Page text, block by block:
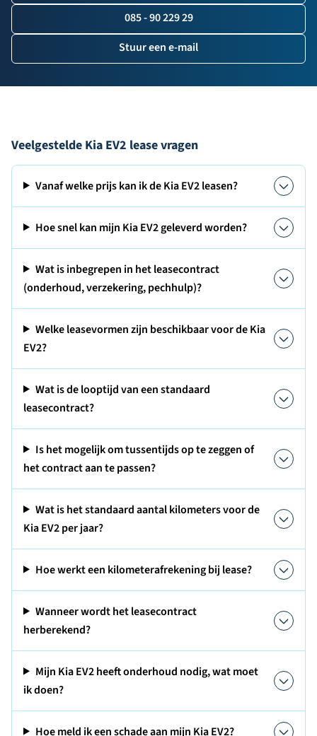
085 - 90 229 29
Stuur een e-mail
Veelgestelde Kia EV2 lease vragen
Vanaf welke prijs kan ik de Kia EV2 leasen?
Hoe snel kan mijn Kia EV2 geleverd worden?
Wat is inbegrepen in het leasecontract
(onderhoud, verzekering, pechhulp)?
Welke leasevormen zijn beschikbaar voor de Kia
EV2?
Wat is de looptijd van een standaard
leasecontract?
Is het mogelijk om tussentijds op te zeggen of
het contract aan te passen?
Wat is het standaard aantal kilometers voor de
Kia EV2 per jaar?
Hoe werkt een kilometerafrekening bij lease?
Wanneer wordt het leasecontract
herberekend?
Mijn Kia EV2 heeft onderhoud nodig, wat moet
ik doen?
Hoe meld ik een schade aan mijn Kia EV2?